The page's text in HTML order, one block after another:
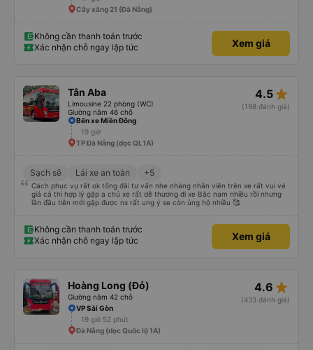
Cây xăng 21 (Đà Nẵng)
Không cần thanh toán trước
Xác nhận chỗ ngay lập tức
Xem giá
Tân Aba
Limousine 22 phòng (WC)
Giường nằm 46 chỗ
4.5 star_rate
(198 đánh giá)
Bến xe Miền Đông
19 giờ
TP Đà Nẵng (dọc QL1A)
Sạch sẽ Lái xe an toàn +5
Cách phục vụ rất ok tổng đài tư vấn nhe nhàng nhân viên trên xe rất vui vẻ
giá cả thi hợp lý gặp a chủ xe rất dễ thương đi xe Bắc nam nhiều rồi nhưng
lần đầu tiên mới gặp được nx rất ung ý se còn ủng hộ nhiều 🥰
Không cần thanh toán trước
Xác nhận chỗ ngay lập tức
Xem giá
Hoàng Long (Đỏ)
Giường nằm 42 chỗ
4.6 star_rate
(433 đánh giá)
VP Sài Gòn
19 giờ 52 phút
Đà Nẵng (dọc Quốc lộ 1A)